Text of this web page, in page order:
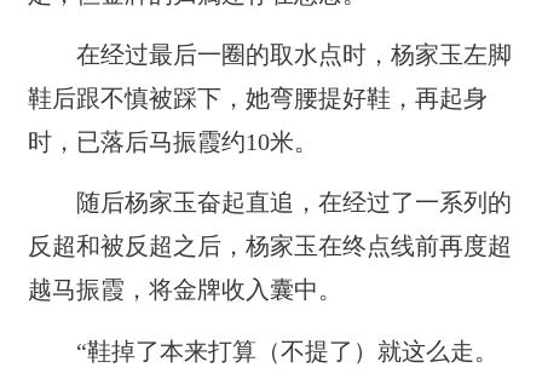
在经过最后一圈的取水点时，杨家玉左脚
鞋后跟不慎被踩下，她弯腰提好鞋，再起身
时，已落后马振霞约10米。
随后杨家玉奋起直追，在经过了一系列的
反超和被反超之后，杨家玉在终点线前再度超
越马振霞，将金牌收入囊中。
“鞋掉了本来打算（不提了）就这么走。